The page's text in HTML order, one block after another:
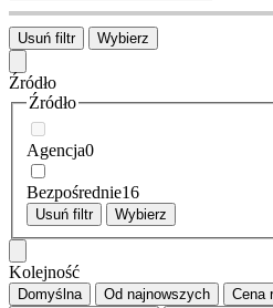
Usuń filtr Wybierz
Źródło
Źródło
Agencja0
Bezpośrednie16
Usuń filtr Wybierz
Kolejność
Domyślna Od najnowszych Cena